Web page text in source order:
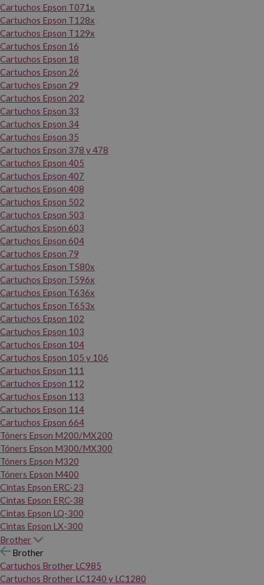
Cartuchos Epson T071x
Cartuchos Epson T128x
Cartuchos Epson T129x
Cartuchos Epson 16
Cartuchos Epson 18
Cartuchos Epson 26
Cartuchos Epson 29
Cartuchos Epson 202
Cartuchos Epson 33
Cartuchos Epson 34
Cartuchos Epson 35
Cartuchos Epson 378 y 478
Cartuchos Epson 405
Cartuchos Epson 407
Cartuchos Epson 408
Cartuchos Epson 502
Cartuchos Epson 503
Cartuchos Epson 603
Cartuchos Epson 604
Cartuchos Epson 79
Cartuchos Epson T580x
Cartuchos Epson T596x
Cartuchos Epson T636x
Cartuchos Epson T653x
Cartuchos Epson 102
Cartuchos Epson 103
Cartuchos Epson 104
Cartuchos Epson 105 y 106
Cartuchos Epson 111
Cartuchos Epson 112
Cartuchos Epson 113
Cartuchos Epson 114
Cartuchos Epson 664
Tóners Epson M200/MX200
Tóners Epson M300/MX300
Tóners Epson M320
Tóners Epson M400
Cintas Epson ERC-23
Cintas Epson ERC-38
Cintas Epson LQ-300
Cintas Epson LX-300
Brother
Brother
Cartuchos Brother LC985
Cartuchos Brother LC1240 y LC1280